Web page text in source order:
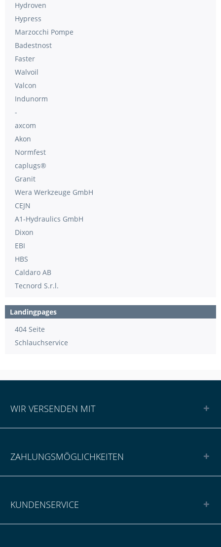
Hydroven
Hypress
Marzocchi Pompe
Badestnost
Faster
Walvoil
Valcon
Indunorm
-
axcom
Akon
Normfest
caplugs®
Granit
Wera Werkzeuge GmbH
CEJN
A1-Hydraulics GmbH
Dixon
EBI
HBS
Caldaro AB
Tecnord S.r.l.
Landingpages
404 Seite
Schlauchservice
WIR VERSENDEN MIT
ZAHLUNGSMÖGLICHKEITEN
KUNDENSERVICE